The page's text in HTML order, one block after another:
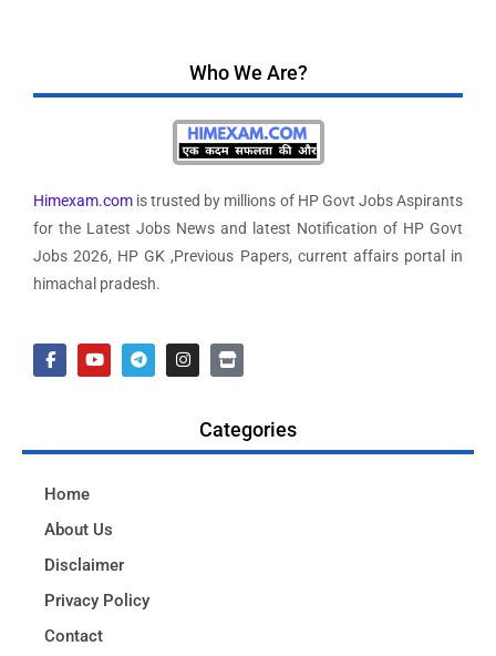
Who We Are?
Himexam.com is trusted by millions of HP Govt Jobs Aspirants
for the Latest Jobs News and latest Notification of HP Govt
Jobs 2026, HP GK ,Previous Papers, current affairs portal in
himachal pradesh.
Categories
Home
About Us
Disclaimer
Privacy Policy
Contact